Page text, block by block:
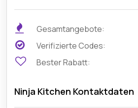
Gesamtangebote:
Verifizierte Codes:
Bester Rabatt:
Ninja Kitchen Kontaktdaten